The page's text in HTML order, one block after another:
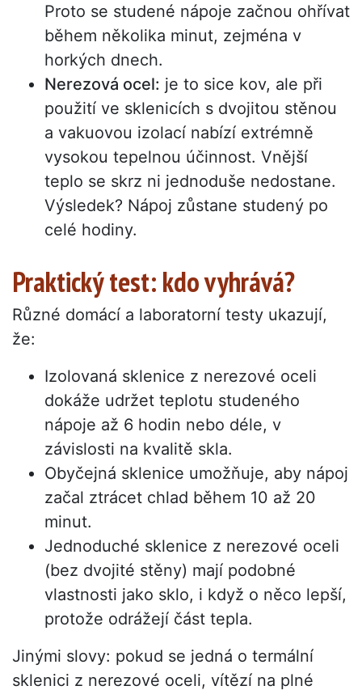
Proto se studené nápoje začnou ohřívat
během několika minut, zejména v
horkých dnech.
Nerezová ocel: je to sice kov, ale při
použití ve sklenicích s dvojitou stěnou
a vakuovou izolací nabízí extrémně
vysokou tepelnou účinnost. Vnější
teplo se skrz ni jednoduše nedostane.
Výsledek? Nápoj zůstane studený po
celé hodiny.
Praktický test: kdo vyhrává?
Různé domácí a laboratorní testy ukazují,
že:
Izolovaná sklenice z nerezové oceli
dokáže udržet teplotu studeného
nápoje až 6 hodin nebo déle, v
závislosti na kvalitě skla.
Obyčejná sklenice umožňuje, aby nápoj
začal ztrácet chlad během 10 až 20
minut.
Jednoduché sklenice z nerezové oceli
(bez dvojité stěny) mají podobné
vlastnosti jako sklo, i když o něco lepší,
protože odrážejí část tepla.
Jinými slovy: pokud se jedná o termální
sklenici z nerezové oceli, vítězí na plné